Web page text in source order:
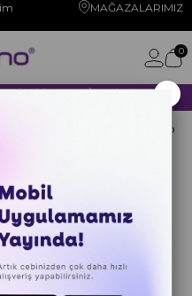
MAĞAZALARIMIZ
0
KARGO ÜCRETSİZ!